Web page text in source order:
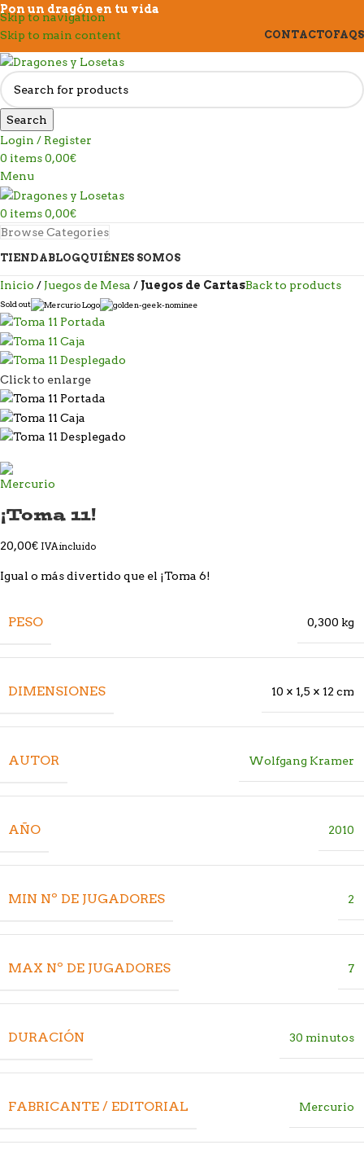
Skip to navigation
Skip to main content
Pon un dragón en tu vida
CONTACTOFAQS
Search
Login / Register
0 items0,00€
Menu
0 items0,00€
Browse Categories
TIENDABLOGQUIÉNES SOMOS
Inicio Juegos de Mesa Juegos de CartasBack to products
Sold out
Click to enlarge
¡Toma 11!
20,00€ IVA incluido
Igual o más divertido que el ¡Toma 6!
PESO 0,300 kg
DIMENSIONES 10 × 1,5 × 12 cm
AUTOR Wolfgang Kramer
AÑO 2010
MIN Nº DE JUGADORES 2
MAX Nº DE JUGADORES 7
DURACIÓN 30 minutos
FABRICANTE / EDITORIAL Mercurio